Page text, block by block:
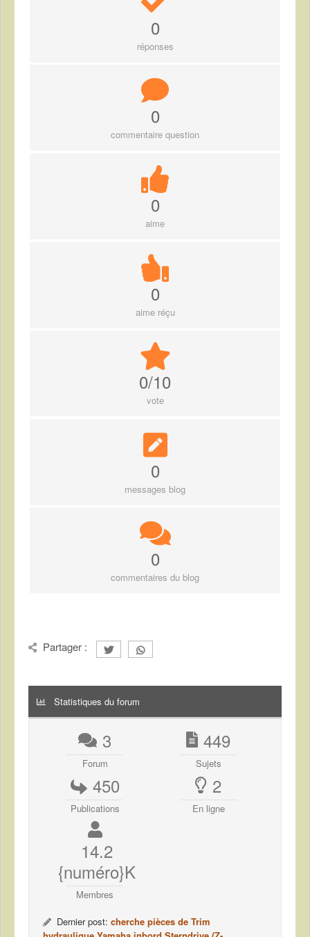
0
réponses
0
commentaire question
0
aime
0
aime réçu
0/10
vote
0
messages blog
0
commentaires du blog
Partager :
Statistiques du forum
3
Forum
449
Sujets
450
Publications
2
En ligne
14.2
{numéro}K
Membres
Dernier post: cherche pièces de Trim